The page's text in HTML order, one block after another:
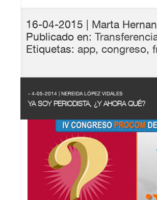
16-04-2015 | Marta
Publicado en:
Etiquetas: app, congreso,
- 4-05-2014 | NEREIDA LÓPEZ VIDALES
YA SOY PERIODISTA, ¿Y AHORA QUÉ?